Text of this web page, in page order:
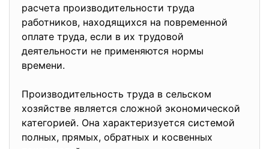
расчета производительности труда
работников, находящихся на повременной
оплате труда, если в их трудовой
деятельности не применяются нормы
времени.
Производительность труда в сельском
хозяйстве является сложной экономической
категорией. Она характеризуется системой
полных, прямых, обратных и косвенных